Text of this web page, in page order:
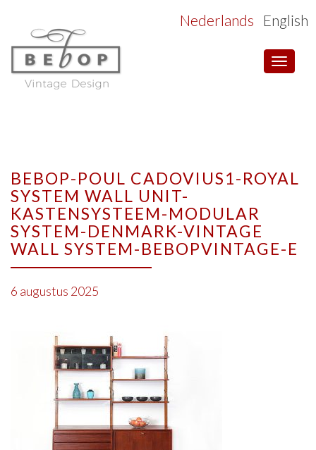
Toggle
Nederlands English
BEBOP-POUL CADOVIUS1-ROYAL
SYSTEM WALL UNIT-
KASTENSYSTEEM-MODULAR
SYSTEM-DENMARK-VINTAGE
WALL SYSTEM-BEBOPVINTAGE-E
6 augustus 2025